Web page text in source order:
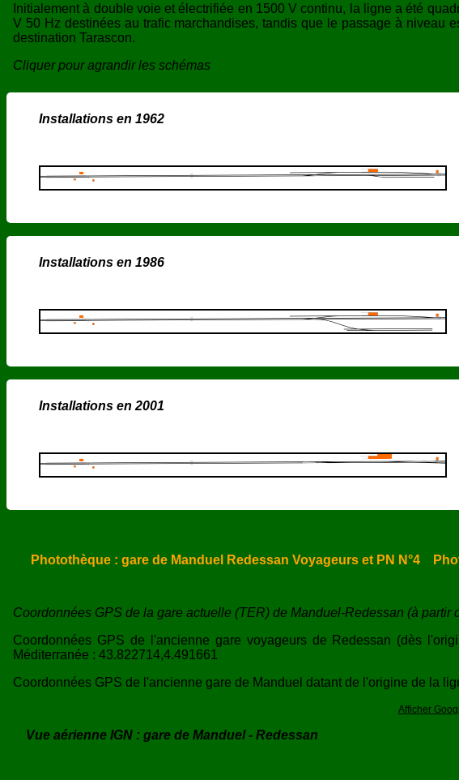
Initialement à double voie et électrifiée en 1500 V continu, la ligne a été
V 50 Hz destinées au trafic marchandises, tandis que le passage à niveau
destination Tarascon.
Cliquer pour agrandir les schémas
Installations en 1962
Installations en 1986
Installations en 2001
Photothèque : gare de Manduel Redessan Voyageurs et PN N°4
Coordonnées GPS de la gare actuelle (TER) de Manduel-Redessan (à partir
Coordonnées GPS de l'ancienne gare voyageurs de Redessan (dès
Méditerranée : 43.822714,4.491661
Coordonnées GPS de l'ancienne gare de Manduel datant de l'origine de la
Afficher
Vue aérienne IGN : gare de Manduel - Redessan